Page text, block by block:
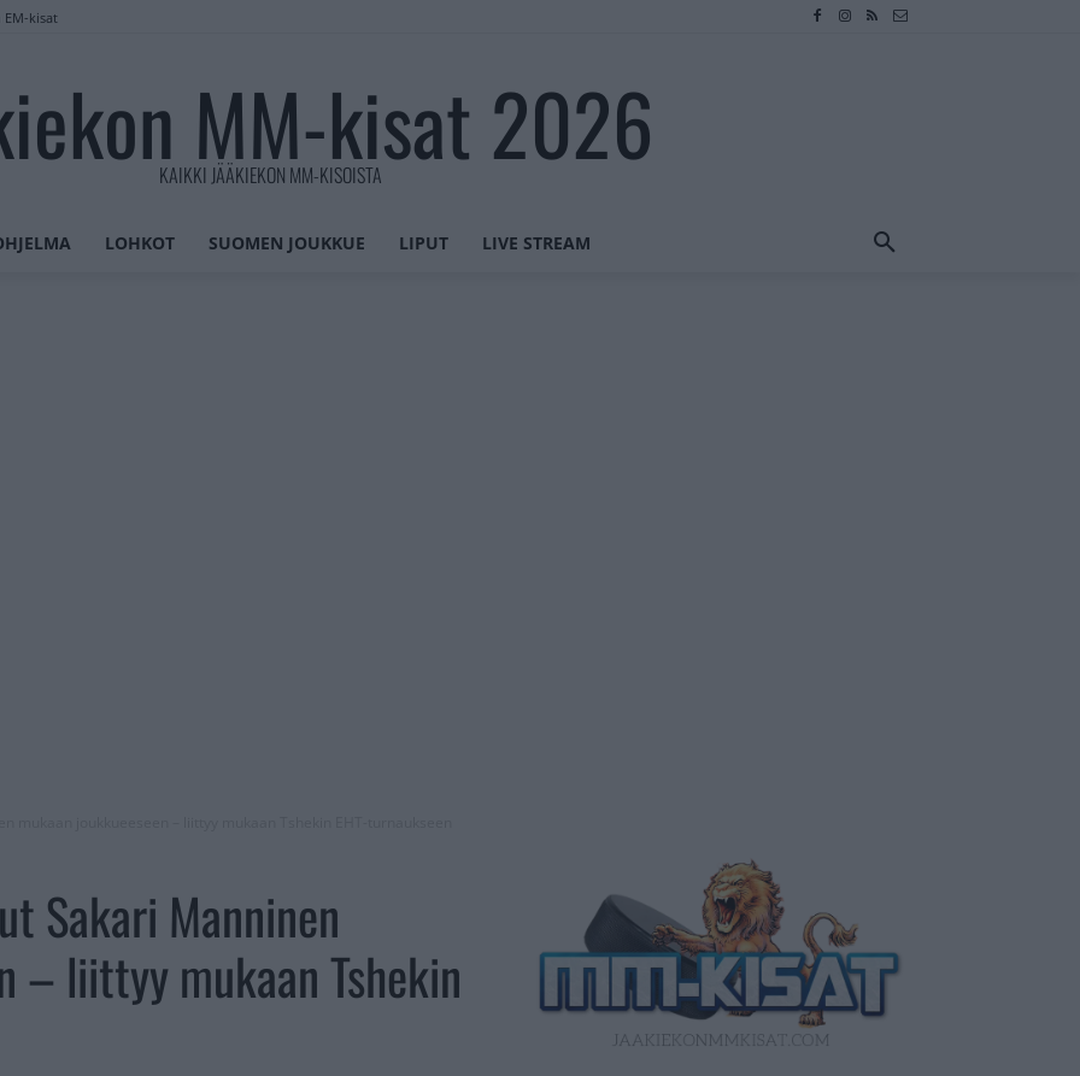
EM-kisat
MM-kisat 2026
KAIKKI JÄÄKIEKON MM-KISOISTA
LOHKOT SUOMEN JOUKKUE LIPUT LIVE STREAM
Sakari Manninen
– liittyy mukaan Tshekin